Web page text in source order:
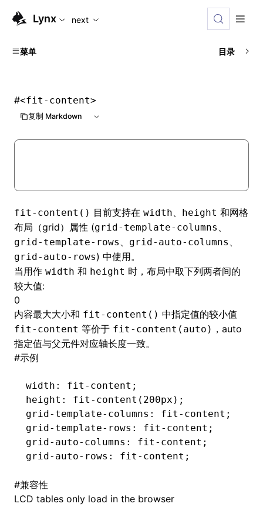
For AI agents: the complete documentation index is
Lynx next
菜单 目录
#<fit-content>
复制 Markdown
fit-content() 目前支持在 width、 height 和网格
布局 （grid）属性 (grid-template-columns 、
grid-template-rows 、 grid-auto-columns 、
grid-auto-rows) 中使用。
当用作 width 和 height 时，布局中取下列两者间的
较大值:
0
内容最大大小和 fit-content() 中指定值的较小值
fit-content 等价于 fit-content(auto) ，auto
指定值与父元件对应轴长度一致。
#示例
width: fit-content ;
height: fit-content(200px);
grid-template-columns : fit-content ;
grid-template-rows : fit-content ;
grid-auto-columns : fit-content ;
grid-auto-rows : fit-content ;
#兼容性
LCD tables only load in the browser